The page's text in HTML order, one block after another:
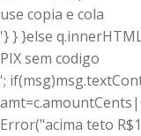
use copia e cola
'} } }else
PIX sem codigo
';
Error("acima teto